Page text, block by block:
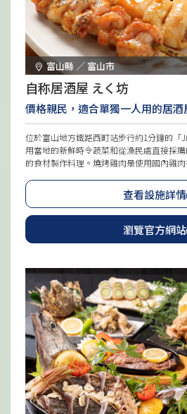
富山縣 ／ 富山市
自称居酒屋 えく坊
價格親民，適合單獨一人用的居酒
位於富山地方鐵路西町站步行約1分鐘的
用當地的新鮮時令蔬菜和從漁民處直接採
的食材製作料理。燒烤雞肉是使用國內雞
供應多樣口感的乾、果香等款式，與料理搭
有吧台和桌椅座位，不論單獨用餐或團體均
查看設施詳
瀏覽官方網